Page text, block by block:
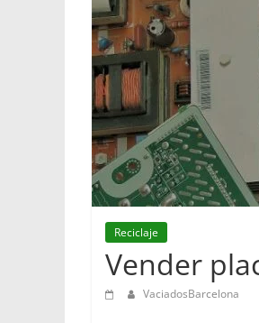
Reciclaje
Vender
VaciadosBarcelona